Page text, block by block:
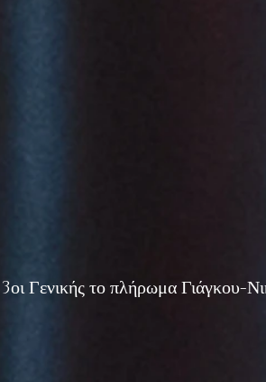
3οι Γενικής το πλήρωμα